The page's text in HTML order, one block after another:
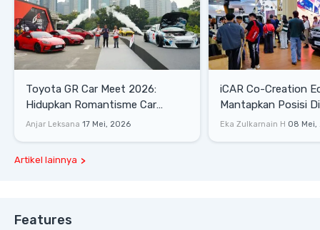
Toyota GR Car Meet 2026:
Hidupkan Romantisme Car
Culture Era 90-an
Anjar Leksana 17 Mei, 2026
iCAR Co-Creation
Mantapkan Posisi
Gaya Hidup
Eka Zulkarnain H 08 Mei,
Artikel lainnya
Features